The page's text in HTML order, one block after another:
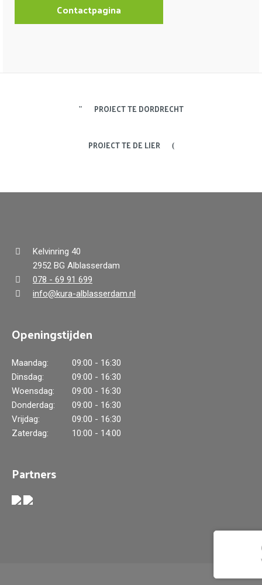
Contactpagina
PROJECT TE DORDRECHT
PROJECT TE DE LIER
Kelvinring 40
2952 BG Alblasserdam
078 - 69 91 699
info@kura-alblasserdam.nl
Openingstijden
Maandag:
09:00 - 16:30
Dinsdag:
09:00 - 16:30
Woensdag:
09:00 - 16:30
Donderdag:
09:00 - 16:30
Vrijdag:
09:00 - 16:30
Zaterdag:
10:00 - 14:00
Partners